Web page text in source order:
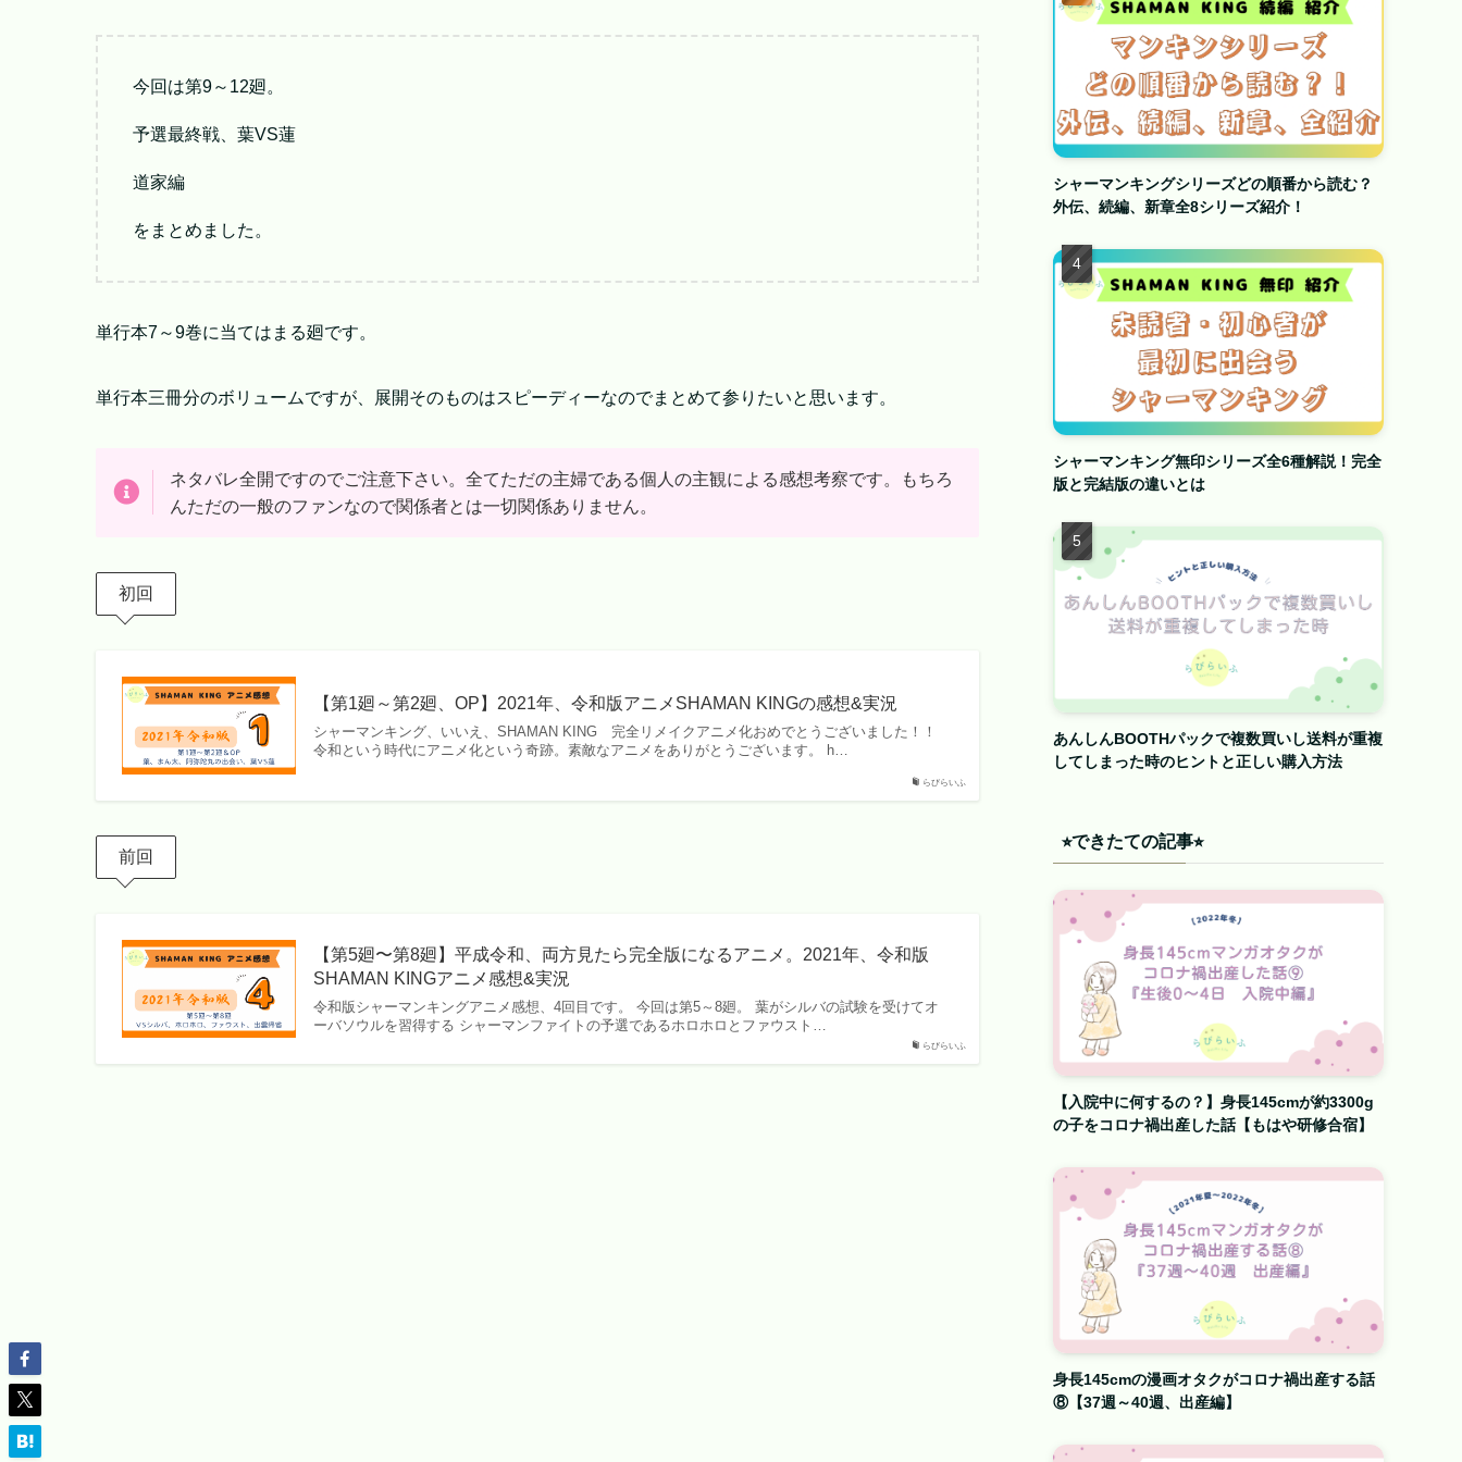
今回は第9～12廻。
予選最終戦、葉VS蓮
道家編
をまとめました。
単行本7～9巻に当てはまる廻です。
単行本三冊分のボリュームですが、展開そのものはスピーディーなのでまとめて参りたいと思います。
ネタバレ全開ですのでご注意下さい。全てただの主婦である個人の主観による感想考察です。もちろ
んただの一般のファンなので関係者とは一切関係ありません。
初回
らびらいふ
【第1廻～第2廻、OP】2021年、令和版アニメSHAMAN KINGの感想&実況
シャーマンキング、いいえ、SHAMAN KING 完全リメイクアニメ化おめでとうございました！！
令和という時代にアニメ化という奇跡。素敵なアニメをありがとうございます。 h…
前回
らびらいふ
【第5廻〜第8廻】平成令和、両方見たら完全版になるアニメ。2021年、令和版
SHAMAN KINGアニメ感想&実況
令和版シャーマンキングアニメ感想、4回目です。 今回は第5～8廻。 葉がシルバの試験を受けてオ
ーバソウルを習得する シャーマンファイトの予選であるホロホロとファウスト…
シャーマンキングシリーズどの順番から読む？
外伝、続編、新章全8シリーズ紹介！
シャーマンキング無印シリーズ全6種解説！完全
版と完結版の違いとは
あんしんBOOTHパックで複数買いし送料が重複
してしまった時のヒントと正しい購入方法
⭐︎できたての記事⭐︎
【入院中に何するの？】身長145cmが約3300g
の子をコロナ禍出産した話【もはや研修合宿】
身長145cmの漫画オタクがコロナ禍出産する話
⑧【37週～40週、出産編】